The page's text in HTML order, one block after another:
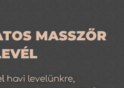
MASSZŐR
havi levelünkre,